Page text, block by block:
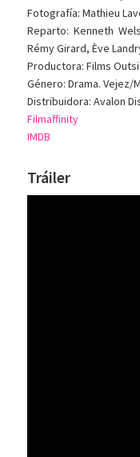
Fotografía: Mathieu
Reparto: Kenneth
Rémy Girard, Ève
Productora: Films
Género: Drama. Vejez/
Distribuidora: Avalon
Filmaffinity
IMDB
Tráiler